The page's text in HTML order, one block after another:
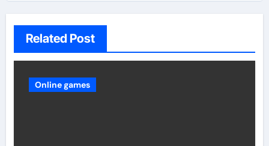
Related Post
Online games